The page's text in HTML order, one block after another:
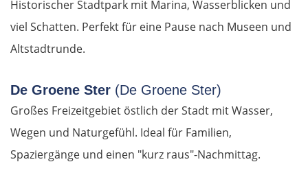
Historischer Stadtpark mit Marina, Wasserblicken und
viel Schatten. Perfekt für eine Pause nach Museen und
Altstadtrunde.
De Groene Ster (De Groene Ster)
Großes Freizeitgebiet östlich der Stadt mit Wasser,
Wegen und Naturgefühl. Ideal für Familien,
Spaziergänge und einen "kurz raus"-Nachmittag.
Tiszafüred
Debrecen
Rumänien Ost
Oradea
Cluj-Napoca